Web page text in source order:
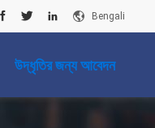
Bengali
উদ্ধৃতির জন্য আবেদন